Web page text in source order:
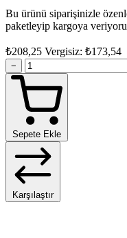
Bu ürünü siparişinizle
paketleyip kargoya
₺208,25 Vergisiz: ₺173,54
−
Sepete Ekle
Karşılaştır